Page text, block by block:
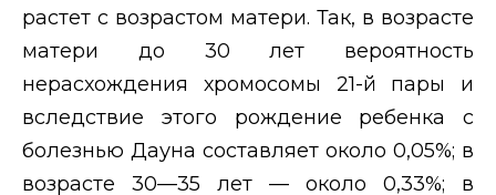
растет с возрастом матери. Так, в возрасте
матери до 30 лет вероятность
нерасхождения хромосомы 21-й пары и
вследствие этого рождение ребенка с
болезнью Дауна составляет около 0,05%; в
возрасте 30—35 лет — около 0,33%; в